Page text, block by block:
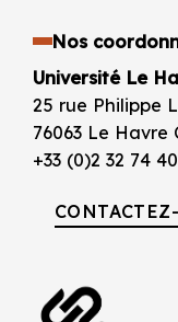
Nos
Université Le
25 rue Philippe
76063 Le Havre
+33 (0)2 32 74